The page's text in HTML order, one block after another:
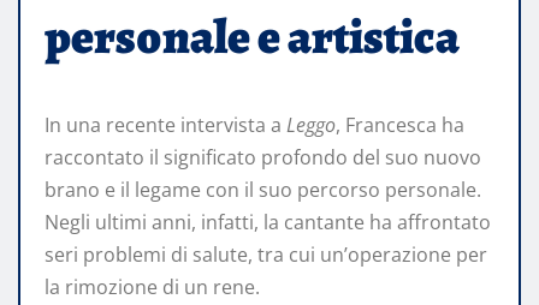
personale e artistica
In una recente intervista a Leggo, Francesca ha
raccontato il significato profondo del suo nuovo
brano e il legame con il suo percorso personale.
Negli ultimi anni, infatti, la cantante ha affrontato
seri problemi di salute, tra cui un’operazione per
la rimozione di un rene.